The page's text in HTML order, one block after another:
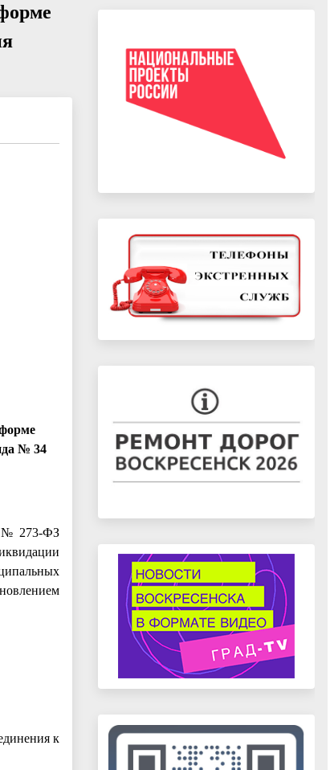
№ 34
№ 273-ФЗ
к